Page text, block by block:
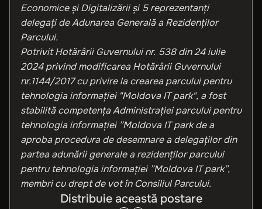
Economice şi Digitalizării și 5 reprezentanţi
delegaţi de Adunarea Generală a Rezidenţilor
Parcului.
Potrivit Hotărârii Guvernului nr. 538 din 24 iulie
2024 privind modificarea Hotărârii Guvernului
nr.1144/2017 cu privire la crearea parcului pentru
tehnologia informaţiei "Moldova IT park", a fost
stabilită competența Administrației parcului pentru
tehnologia informației ”Moldova IT park de a
aproba procedura de desemnare a delegaților din
partea adunării generale a rezidenţilor parcului
pentru tehnologia informației ”Moldova IT park”,
membri cu drept de vot în Consiliul Parcului.
Distribuie această postare